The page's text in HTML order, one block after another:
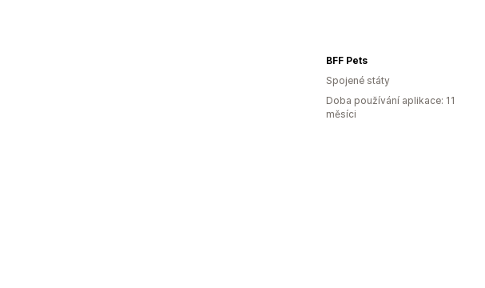
BFF Pets
Spojené státy
Doba používání aplikace: 11
měsíci